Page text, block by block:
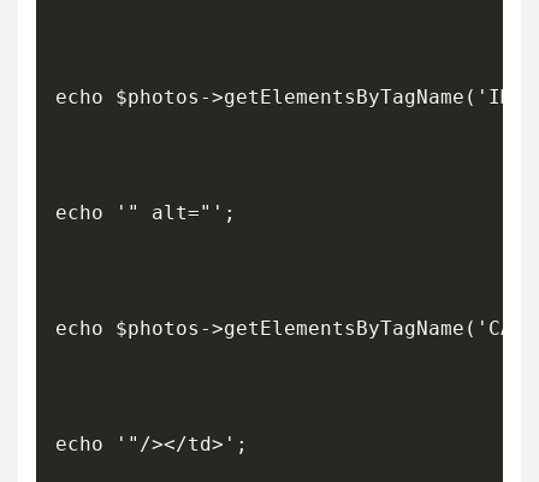
echo $photos-
echo '" alt="';
echo $photos-
echo '"/></td>';